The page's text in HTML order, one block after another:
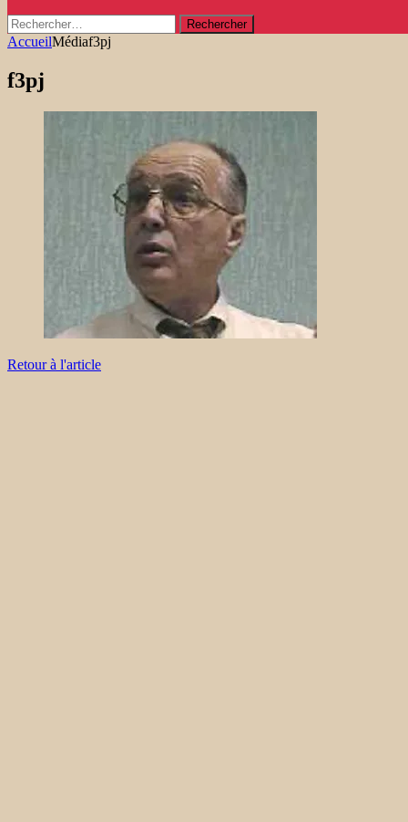
Rechercher :
AccueilMédiaf3pj
f3pj
Retour à l'article